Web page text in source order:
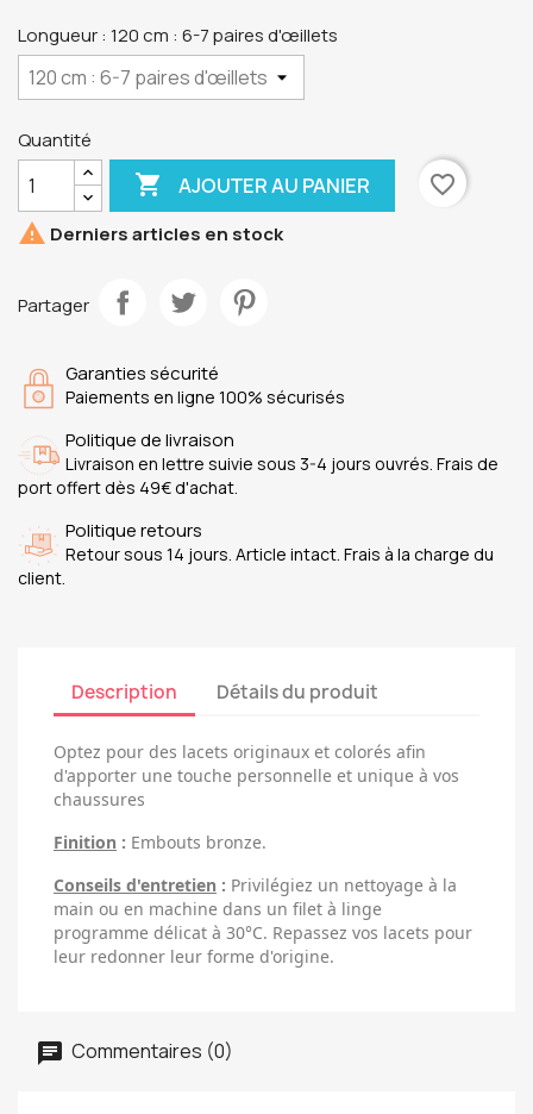
Longueur : 120 cm : 6-7 paires d'œillets
Quantité
 AJOUTER AU PANIER
favorite_border
 Derniers articles en stock
Partager
Garanties sécurité
Paiements en ligne 100% sécurisés
Politique de livraison
Livraison en lettre suivie sous 3-4 jours ouvrés. Frais de
port offert dès 49€ d'achat.
Politique retours
Retour sous 14 jours. Article intact. Frais à la charge du
client.
Description Détails du produit
Optez pour des lacets originaux et colorés afin
d'apporter une touche personnelle et unique à vos
chaussures
Finition : Embouts bronze.
Conseils d'entretien : Privilégiez un nettoyage à la
main ou en machine dans un filet à linge
programme délicat à 30°C. Repassez vos lacets pour
leur redonner leur forme d'origine.
Commentaires (0)